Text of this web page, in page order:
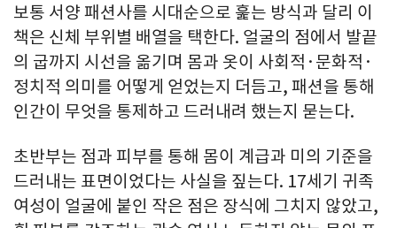
보통 서양 패션사를 시대순으로 훑는 방식과 달리 이
책은 신체 부위별 배열을 택한다. 얼굴의 점에서 발끝
의 굽까지 시선을 옮기며 몸과 옷이 사회적·문화적·
정치적 의미를 어떻게 얻었는지 더듬고, 패션을 통해
인간이 무엇을 통제하고 드러내려 했는지 묻는다.
초반부는 점과 피부를 통해 몸이 계급과 미의 기준을
드러내는 표면이었다는 사실을 짚는다. 17세기 귀족
여성이 얼굴에 붙인 작은 점은 장식에 그치지 않았고,